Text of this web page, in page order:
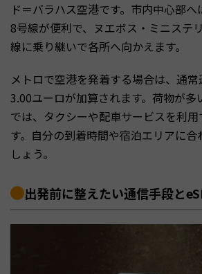
ド＝バラハス空港です。市内中心部へ
8号線が便利で、ヌエボス・ミニステ
線に乗り継いで各所へ向かえます。
メトロで空港を発着する場合は、通
3.00ユーロが加算されます。荷物が多
では、タクシーや配車サービスを利
す。自分の到着時間や宿泊エリアに
しょう。
出発前に整えたい通信手段と